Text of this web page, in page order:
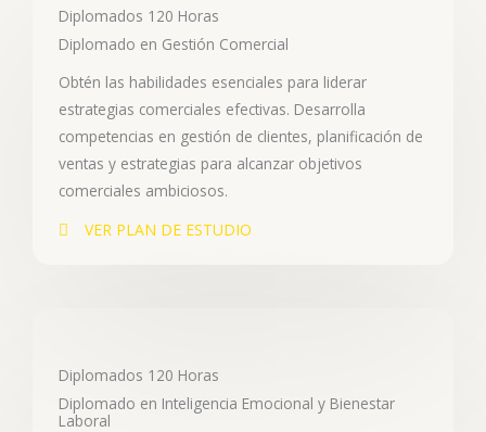
Diplomados 120 Horas
Diplomado en Gestión Comercial
Obtén las habilidades esenciales para liderar
estrategias comerciales efectivas. Desarrolla
competencias en gestión de clientes, planificación de
ventas y estrategias para alcanzar objetivos
comerciales ambiciosos.
VER PLAN DE ESTUDIO
Diplomados 120 Horas
Diplomado en Inteligencia Emocional y Bienestar
Laboral